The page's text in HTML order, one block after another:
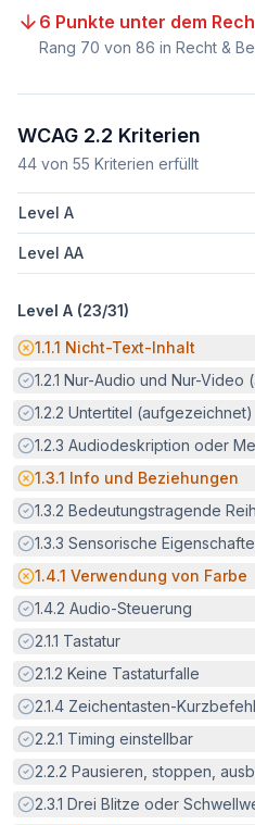
6 Punkte unter dem
Rang 70 von 86 in Recht &
WCAG 2.2 Kriterien
44 von 55 Kriterien erfüllt
Level A
Level AA
Level A (23/31)
Potenzielle Barriere:
1.1.1 Nicht-Text-Inhalt
Erfüllt:
1.2.1 Nur-Audio und Nur-Video
Erfüllt:
1.2.2 Untertitel (aufgezeichnet)
Erfüllt:
1.2.3 Audiodeskription oder
Potenzielle Barriere:
1.3.1 Info und Beziehungen
Erfüllt:
1.3.2 Bedeutungstragende
Erfüllt:
1.3.3 Sensorische
Potenzielle Barriere:
1.4.1 Verwendung von Farbe
Erfüllt:
1.4.2 Audio-Steuerung
Erfüllt:
2.1.1 Tastatur
Erfüllt:
2.1.2 Keine Tastaturfalle
Erfüllt:
2.1.4 Zeichentasten-
Erfüllt:
2.2.1 Timing einstellbar
Erfüllt:
2.2.2 Pausieren, stoppen,
Erfüllt:
2.3.1 Drei Blitze oder